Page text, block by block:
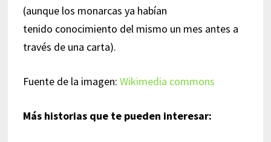
(aunque los monarcas ya habían
tenido conocimiento del mismo un mes antes a
través de una carta).
Fuente de la imagen: Wikimedia commons
Más historias que te pueden interesar: